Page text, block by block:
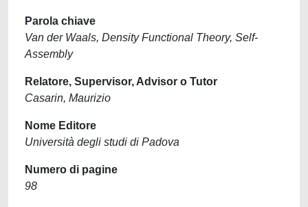
Parola chiave
Van der Waals, Density Functional Theory, Self-
Assembly
Relatore, Supervisor, Advisor o Tutor
Casarin, Maurizio
Nome Editore
Università degli studi di Padova
Numero di pagine
98